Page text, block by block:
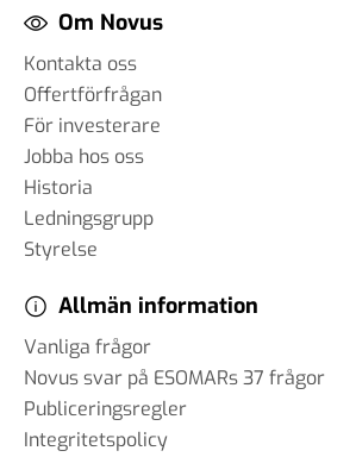
Om Novus
Kontakta oss
Offertförfrågan
För investerare
Jobba hos oss
Historia
Ledningsgrupp
Styrelse
Allmän information
Vanliga frågor
Novus svar på ESOMARs 37 frågor
Publiceringsregler
Integritetspolicy